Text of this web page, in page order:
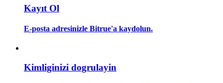
Rehber
Kayıt Ol
E-posta adresinizle Bitrue'a kaydolun.
Kimliginizi dogrulayin